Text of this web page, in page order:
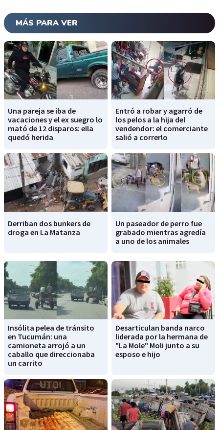
MÁS PARA VER
Una pareja se iba de
vacaciones y el ex suegro lo
mató de 12 disparos: ella
quedó herida
Entró a robar y agarró de
los pelos a la hija del
vendendor: el comerciante
salió a correrlo
Derriban dos bunkers de
droga en La Matanza
Un paseador de perro fue
grabado mientras agredía
a uno de los animales
Insólita pelea de tránsito
en Tucumán: una
camioneta arrojó a un
caballo que direccionaba
un carrito
Desarticulan banda narco
liderada por la hermana de
"La Mole" Moli junto a su
esposo e hijo